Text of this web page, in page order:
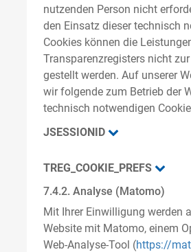
nutzenden Person nicht
den Einsatz dieser technisch
Cookies können die
Transparenzregisters nicht
gestellt werden. Auf unserer
wir folgende zum Betrieb der
technisch notwendigen
JSESSIONID
TREG_COOKIE_PREFS
7.4.2. Analyse (Matomo)
Mit Ihrer Einwilligung werden
Website mit Matomo, einem
Web-Analyse-Tool (https://